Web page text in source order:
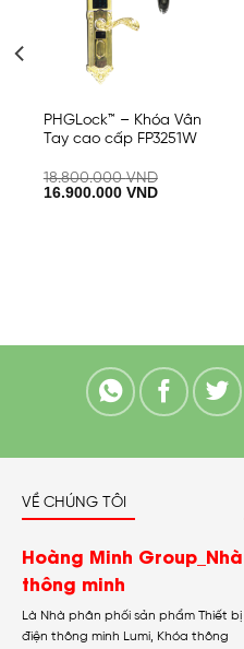
wishlist
PHGLock™ – Khóa Vân
Tay cao cấp FP3251W
18.800.000VND
16.900.000 VND
VỀ CHÚNG TÔI
Hoàng Minh Group_Nhà
thông minh
Là Nhà phân phối sản phẩm Thiết bị
điện thông minh Lumi, Khóa thông